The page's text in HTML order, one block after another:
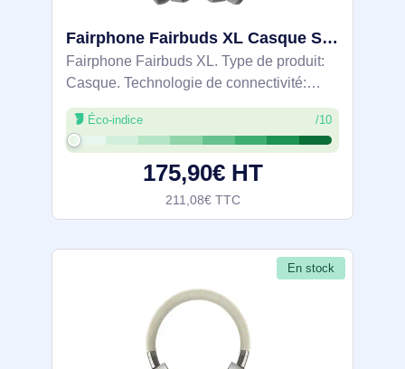
Fairphone Fairbuds XL Casque Sans fil Arceau Appels/Musique USB Type-C Bluetooth Noir - AUHEAD-2ZW-EU2
Fairphone Fairbuds XL. Type de produit:
Casque. Technologie de connectivité:
Sans fil, Bluetooth. Utilisation
recommandée: Appels/Musique.
Fréquence des écouteurs: 20 - 20000 Hz.
Portée du routeur
Éco-indice /10
175,90€ HT
211,08€ TTC
En stock